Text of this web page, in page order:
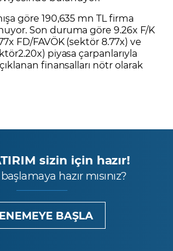
göre 190,635 mn TL firma
Son duruma göre 9.26x F/K
FD/FAVÖK (sektör 8.77x) ve
piyasa çarpanlarıyla
finansalları nötr olarak
sizin için hazır!
hazır mısınız?
BAŞLA